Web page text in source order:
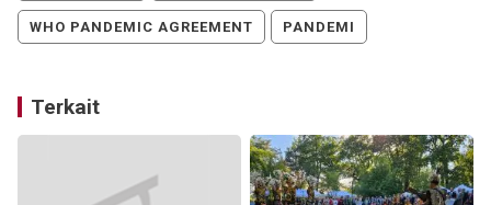
WHO PANDEMIC AGREEMENT PANDEMI
Terkait